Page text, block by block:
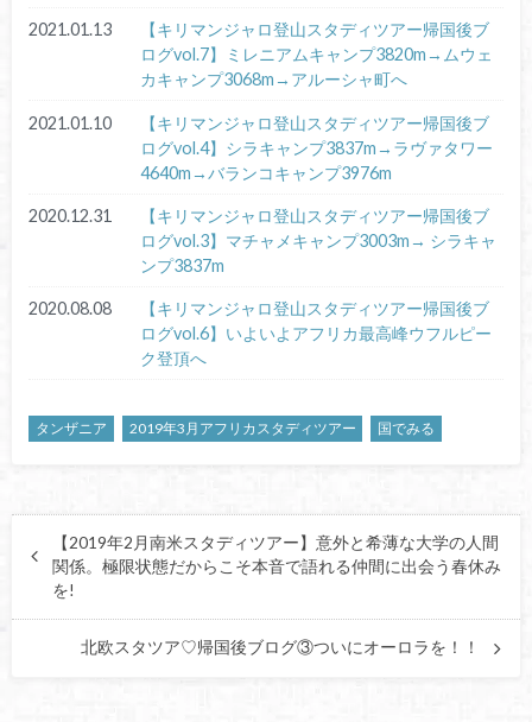
2021.01.13
【キリマンジャロ登山スタディツアー帰国後ブ
ログvol.7】ミレニアムキャンプ3820m→ムウェ
カキャンプ3068m→アルーシャ町へ
2021.01.10
【キリマンジャロ登山スタディツアー帰国後ブ
ログvol.4】シラキャンプ3837m→ラヴァタワー
4640m→バランコキャンプ3976m
2020.12.31
【キリマンジャロ登山スタディツアー帰国後ブ
ログvol.3】マチャメキャンプ3003m→ シラキャ
ンプ3837m
2020.08.08
【キリマンジャロ登山スタディツアー帰国後ブ
ログvol.6】いよいよアフリカ最高峰ウフルピー
ク登頂へ
タンザニア 2019年3月アフリカスタディツアー 国でみる
【2019年2月南米スタディツアー】意外と希薄な大学の人間
関係。極限状態だからこそ本音で語れる仲間に出会う春休み
を!
北欧スタツア♡帰国後ブログ③ついにオーロラを！！